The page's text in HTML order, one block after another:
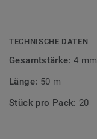
TECHNISCHE DATEN
Gesamtstärke:4 mm
Länge: 50 m
Stück pro Pack: 20